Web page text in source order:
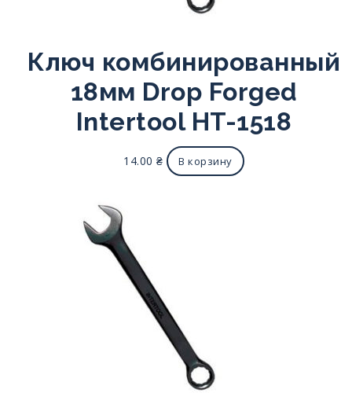
Ключ комбинированный
18мм Drop Forged
Intertool HT-1518
14.00₴ В корзину